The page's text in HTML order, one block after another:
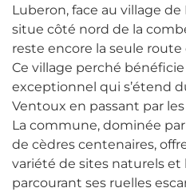
Luberon, face au village de
situe côté nord de la
reste encore la seule
Ce village perché bénéficie
exceptionnel qui s’étend
Ventoux en passant par
La commune, dominée
de cèdres centenaires,
variété de sites naturels et
parcourant ses ruelles